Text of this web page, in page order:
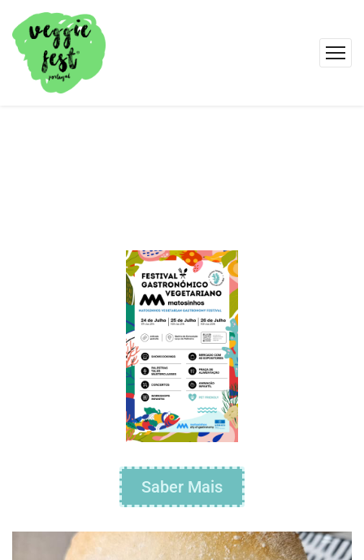
Saber Mais